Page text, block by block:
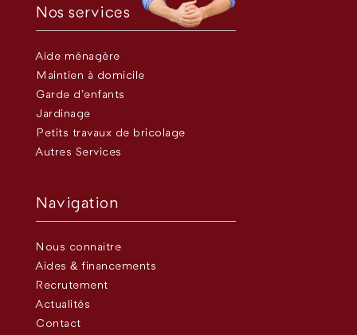
Nos services
Aide ménagère
Maintien à domicile
Garde d’enfants
Jardinage
Petits travaux de bricolage
Autres Services
Navigation
Nous connaître
Aides & financements
Recrutement
Actualités
Contact